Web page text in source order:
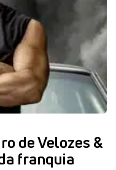
de Velozes &
franquia